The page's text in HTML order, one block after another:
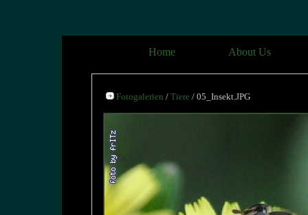
Home About Us
Fotogalerien / Tiere / 05_Insekt.JPG